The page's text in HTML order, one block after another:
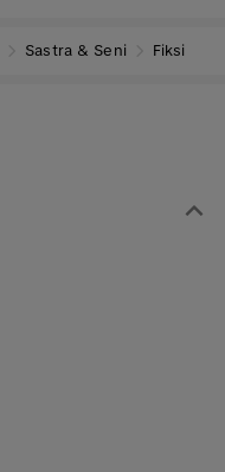
Sastra & Seni Fiksi